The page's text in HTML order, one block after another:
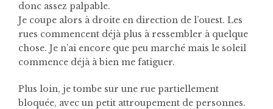
donc assez palpable.
Je coupe alors à droite en direction de l’ouest. Les
rues commencent déjà plus à ressembler à quelque
chose. Je n’ai encore que peu marché mais le soleil
commence déjà à bien me fatiguer.
Plus loin, je tombe sur une rue partiellement
bloquée, avec un petit attroupement de personnes.